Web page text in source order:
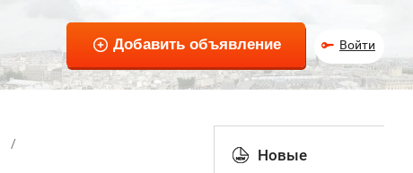
Войти
Новые